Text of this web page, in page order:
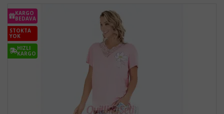
KARGO
BEDAVA
STOKTA
YOK
HIZLI
KARGO